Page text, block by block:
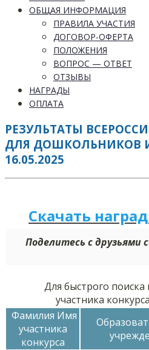
ОБЩАЯ ИНФОРМАЦИЯ
ПРАВИЛА УЧАСТИЯ
ДОГОВОР-ОФЕРТА
ПОЛОЖЕНИЯ
ВОПРОС — ОТВЕТ
ОТЗЫВЫ
НАГРАДЫ
ОПЛАТА
РЕЗУЛЬТАТЫ
ДЛЯ ДОШКОЛЬНИКОВ
16.05.2025
Скачать
Поделитесь с друзьями
Для быстрого поиска
участника
Фамилия Имя
участника
конкурса